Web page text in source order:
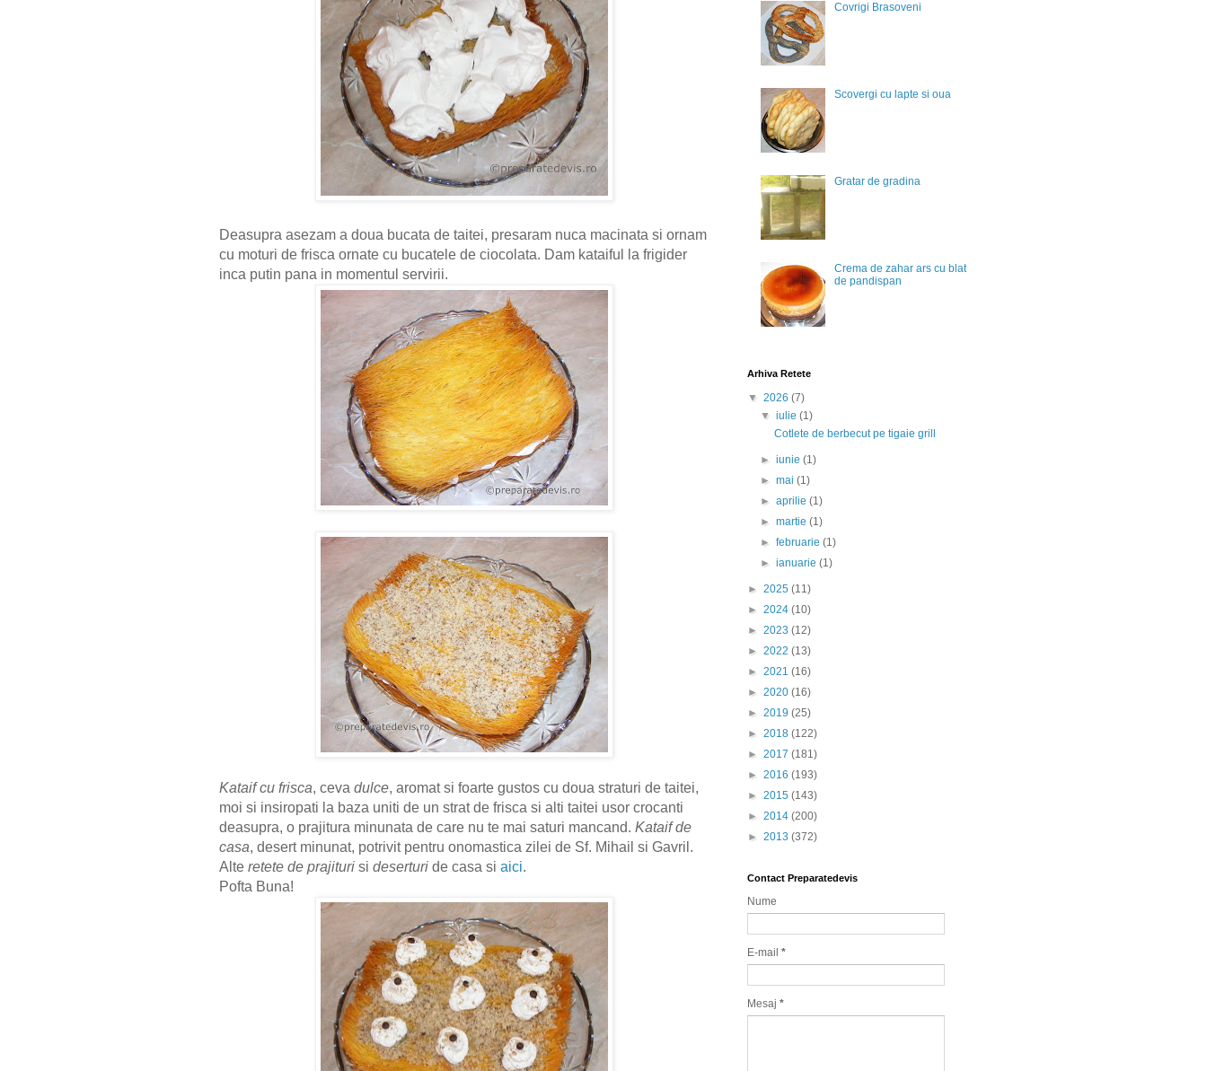
Deasupra asezam a doua bucata de taitei, presaram nuca macinata si ornam
cu moturi de frisca ornate cu bucatele de ciocolata. Dam kataiful la frigider
inca putin pana in momentul servirii.
Kataif cu frisca, ceva dulce, aromat si foarte gustos cu doua straturi de taitei,
moi si insiropati la baza uniti de un strat de frisca si alti taitei usor crocanti
deasupra, o prajitura minunata de care nu te mai saturi mancand. Kataif de
casa, desert minunat, potrivit pentru onomastica zilei de Sf. Mihail si Gavril.
Alte retete de prajituri si deserturi de casa si aici.
Pofta Buna!
Covrigi Brasoveni
Scovergi cu lapte si oua
Gratar de gradina
Crema de zahar ars cu blat
de pandispan
Arhiva Retete
▼ 2026 (7)
▼iulie(1)
Cotlete de berbecut pe tigaie grill
►iunie(1)
►mai(1)
►aprilie(1)
►martie(1)
►februarie(1)
►ianuarie(1)
► 2025 (11)
► 2024 (10)
► 2023 (12)
► 2022 (13)
► 2021 (16)
► 2020 (16)
► 2019 (25)
► 2018 (122)
► 2017 (181)
► 2016 (193)
► 2015 (143)
► 2014 (200)
► 2013 (372)
Contact Preparatedevis
Nume
E-mail *
Mesaj *